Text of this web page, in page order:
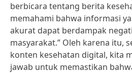
berbicara tentang berita
memahami bahwa informasi
akurat dapat berdampak
masyarakat.” Oleh karena itu,
konten kesehatan digital, kita
jawab untuk memastikan